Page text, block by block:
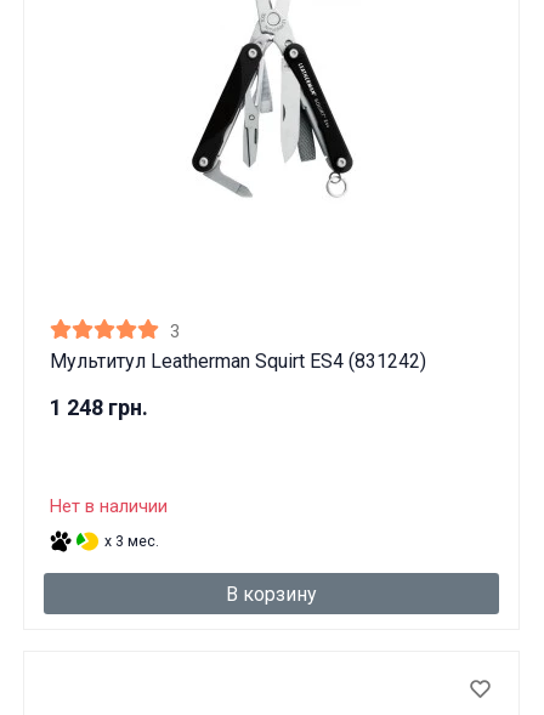
3
Мультитул Leatherman Squirt ES4 (831242)
1 248 грн.
Нет в наличии
x 3 мес.
В корзину